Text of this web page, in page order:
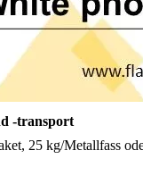
-transport
25 kg/Metallfass